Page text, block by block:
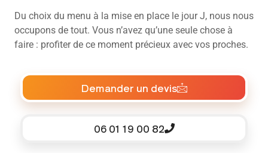
Du choix du menu à la mise en place le jour J, nous nous
occupons de tout. Vous n’avez qu’une seule chose à
faire : profiter de ce moment précieux avec vos proches.
Demander un devis
06 01 19 00 82